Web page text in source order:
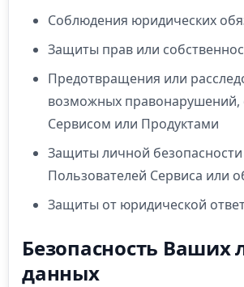
Соблюдения юридических
Защиты прав или
Предотвращения или
возможных правонарушений,
Сервисом или Продуктами
Защиты личной безопасности
Пользователей Сервиса или
Защиты от юридической
Безопасность Ваших
данных